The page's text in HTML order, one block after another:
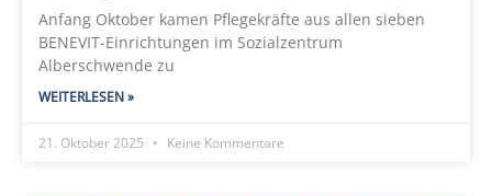
Anfang Oktober kamen Pflegekräfte aus allen sieben
BENEVIT-Einrichtungen im Sozialzentrum
Alberschwende zu
WEITERLESEN »
21. Oktober 2025 Keine Kommentare